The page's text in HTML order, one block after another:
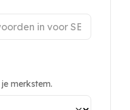
merkstem.